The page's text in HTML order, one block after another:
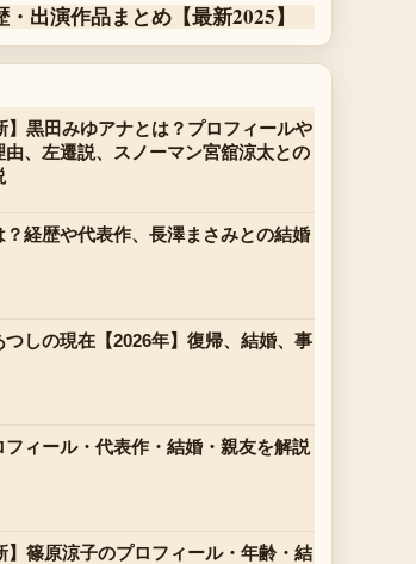
出演作品まとめ【最新2025】
】黒田みゆアナとは？プロフィールや
由、左遷説、スノーマン宮舘涼太との
？経歴や代表作、長澤まさみとの結婚
つしの現在【2026年】復帰、結婚、事
フィール・代表作・結婚・親友を解説
】篠原涼子のプロフィール・年齢・結